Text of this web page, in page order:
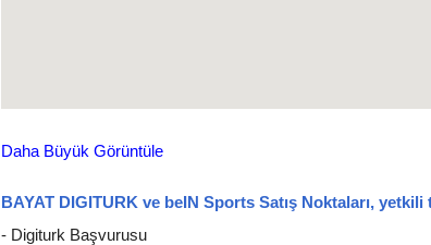
Daha Büyük Görüntüle
BAYAT DIGITURK ve beIN Sports Satış Noktaları,
- Digiturk Başvurusu